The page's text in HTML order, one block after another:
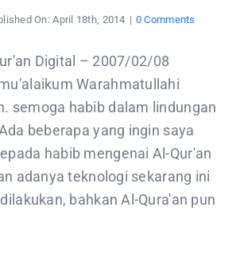
On: April 18th, 2014 | 0 Comments
Digital – 2007/02/08
Warahmatullahi
semoga habib dalam lindungan
beberapa yang ingin saya
habib mengenai Al-Qur'an
adanya teknologi sekarang ini
bahkan Al-Qura'an pun